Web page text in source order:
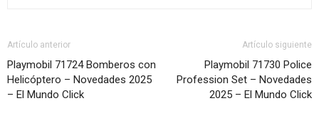
Artículo anterior
Playmobil 71724 Bomberos con
Helicóptero – Novedades 2025
– El Mundo Click
Artículo siguiente
Playmobil 71730 Police
Profession Set – Novedades
2025 – El Mundo Click